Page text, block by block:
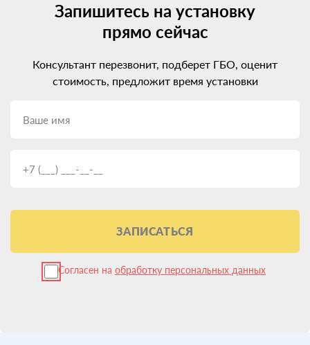
Запишитесь на установку
прямо сейчас
Консультант перезвонит, подберет ГБО, оценит
стоимость, предложит время установки
ЗАПИСАТЬСЯ
Согласен на обработку персональных данных